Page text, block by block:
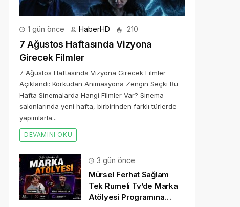
1 gün önce HaberHD 210
7 Ağustos Haftasında Vizyona
Girecek Filmler
7 Ağustos Haftasında Vizyona Girecek Filmler
Açıklandı: Korkudan Animasyona Zengin Seçki Bu
Hafta Sinemalarda Hangi Filmler Var? Sinema
salonlarında yeni hafta, birbirinden farklı türlerde
yapımlarla...
DEVAMINI OKU
3 gün önce
Mürsel Ferhat Sağlam
Tek Rumeli Tv’de Marka
Atölyesi Programına